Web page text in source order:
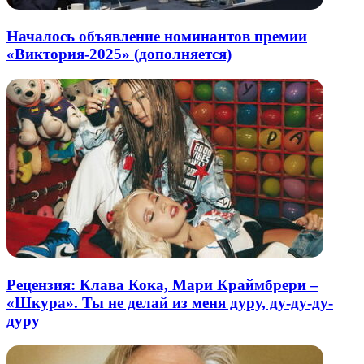
Началось объявление номинантов премии
«Виктория-2025» (дополняется)
Рецензия: Клава Кока, Мари Краймбрери –
«Шкура». Ты не делай из меня дуру, ду-ду-ду-
дуру